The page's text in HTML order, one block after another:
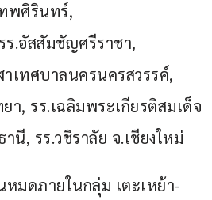
พศิรินทร์,
ร.อัสสัมชัญศรีราชา,
เทศบาลนครนครสวรรค์,
, รร.เฉลิมพระเกียรติสมเด็จ
, รร.วชิราลัย จ.เชียงใหม่
มดภายในกลุ่ม เตะเหย้า-